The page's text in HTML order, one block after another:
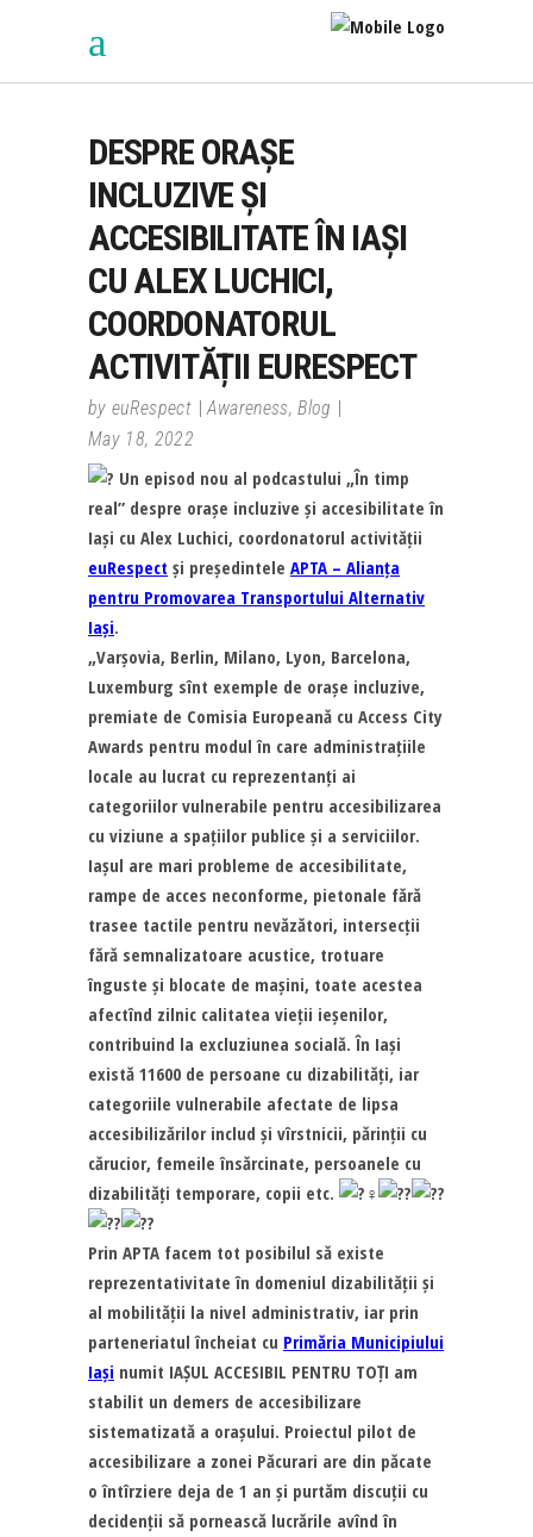
DESPRE ORAȘE
INCLUZIVE ȘI
ACCESIBILITATE ÎN IAȘI
CU ALEX LUCHICI,
COORDONATORUL
ACTIVITĂȚII EURESPECT
by euRespect Awareness,Blog
May 18, 2022
Un episod nou al podcastului „În timp
real” despre orașe incluzive și accesibilitate în
Iași cu Alex Luchici, coordonatorul activității
euRespect și președintele APTA – Alianța
pentru Promovarea Transportului Alternativ
Iași.
„Varșovia, Berlin, Milano, Lyon, Barcelona,
Luxemburg sînt exemple de orașe incluzive,
premiate de Comisia Europeană cu Access City
Awards pentru modul în care administrațiile
locale au lucrat cu reprezentanți ai
categoriilor vulnerabile pentru accesibilizarea
cu viziune a spațiilor publice și a serviciilor.
Iașul are mari probleme de accesibilitate,
rampe de acces neconforme, pietonale fără
trasee tactile pentru nevăzători, intersecții
fără semnalizatoare acustice, trotuare
înguste și blocate de mașini, toate acestea
afectînd zilnic calitatea vieții ieșenilor,
contribuind la excluziunea socială. În Iași
există 11600 de persoane cu dizabilități, iar
categoriile vulnerabile afectate de lipsa
accesibilizărilor includ și vîrstnicii, părinții cu
cărucior, femeile însărcinate, persoanele cu
dizabilități temporare, copii etc.
Prin APTA facem tot posibilul să existe
reprezentativitate în domeniul dizabilității și
al mobilității la nivel administrativ, iar prin
parteneriatul încheiat cu Primăria Municipiului
Iași numit IAȘUL ACCESIBIL PENTRU TOȚI am
stabilit un demers de accesibilizare
sistematizată a orașului. Proiectul pilot de
accesibilizare a zonei Păcurari are din păcate
o întîrziere deja de 1 an și purtăm discuții cu
decidenții să pornească lucrările avînd în